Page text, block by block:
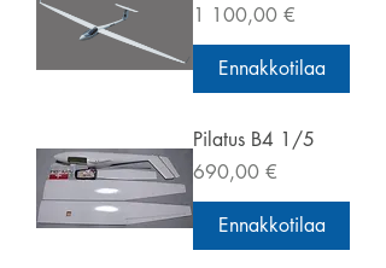
Hinta
1 100,00 €
Ennakkotilaa
Pilatus B4 1/5
Hinta
690,00 €
Ennakkotilaa